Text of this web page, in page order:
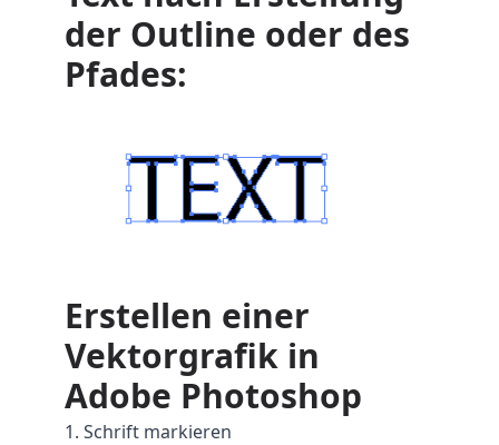
der Outline oder des
Pfades:
Erstellen einer
Vektorgrafik in
Adobe Photoshop
1. Schrift markieren